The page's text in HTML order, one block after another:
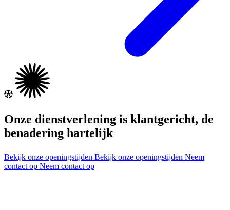
Onze dienstverlening is klantgericht, de
benadering hartelijk
Bekijk onze openingstijden Bekijk onze openingstijden Neem
contact op Neem contact op